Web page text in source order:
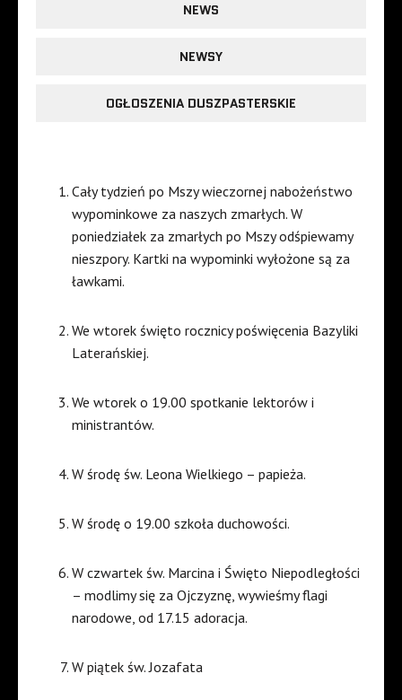
NEWS
NEWSY
OGŁOSZENIA DUSZPASTERSKIE
Cały tydzień po Mszy wieczornej nabożeństwo
wypominkowe za naszych zmarłych. W
poniedziałek za zmarłych po Mszy odśpiewamy
nieszpory. Kartki na wypominki wyłożone są za
ławkami.
We wtorek święto rocznicy poświęcenia Bazyliki
Laterańskiej.
We wtorek o 19.00 spotkanie lektorów i
ministrantów.
W środę św. Leona Wielkiego – papieża.
W środę o 19.00 szkoła duchowości.
W czwartek św. Marcina i Święto Niepodległości
– modlimy się za Ojczyznę, wywieśmy flagi
narodowe, od 17.15 adoracja.
W piątek św. Jozafata